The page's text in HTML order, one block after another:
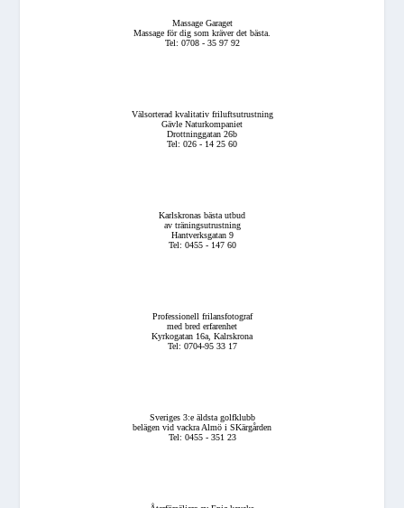
Massage Garaget
Massage för dig som kräver det bästa.
Tel: 0708 - 35 97 92
Välsorterad kvalitativ friluftsutrustning
Gävle Naturkompaniet
Drottninggatan 26b
Tel: 026 - 14 25 60
Karlskronas bästa utbud
av träningsutrustning
Hantverksgatan 9
Tel: 0455 - 147 60
Professionell frilansfotograf
med bred erfarenhet
Kyrkogatan 16a, Kalrskrona
Tel: 0704-95 33 17
Sveriges 3:e äldsta golfklubb
belägen vid vackra Almö i SKärgården
Tel: 0455 - 351 23